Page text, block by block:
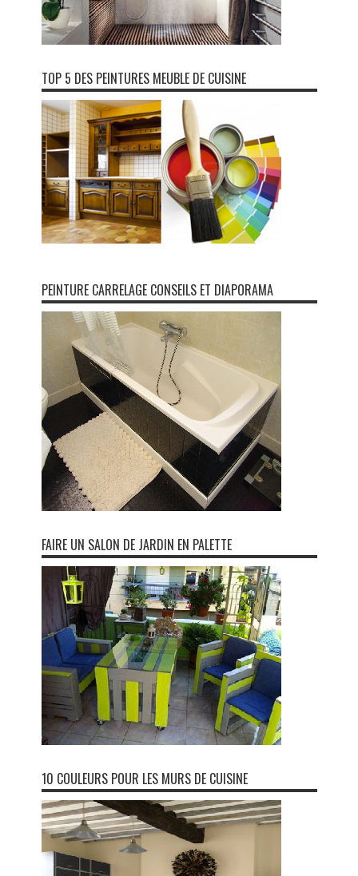
TOP 5 DES PEINTURES MEUBLE DE CUISINE
PEINTURE CARRELAGE CONSEILS ET DIAPORAMA
FAIRE UN SALON DE JARDIN EN PALETTE
10 COULEURS POUR LES MURS DE CUISINE